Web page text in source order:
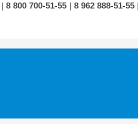
| 8 800 700-51-55 | 8 962 888-51-55